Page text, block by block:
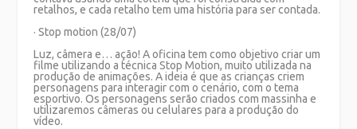
retalhos, e cada retalho tem uma história para ser contada.
· Stop motion (28/07)
Luz, câmera e… ação! A oficina tem como objetivo criar um
filme utilizando a técnica Stop Motion, muito utilizada na
produção de animações. A ideia é que as crianças criem
personagens para interagir com o cenário, com o tema
esportivo. Os personagens serão criados com massinha e
utilizaremos câmeras ou celulares para a produção do
vídeo.